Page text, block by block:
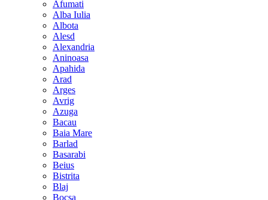
Afumati
Alba Iulia
Albota
Alesd
Alexandria
Aninoasa
Apahida
Arad
Arges
Avrig
Azuga
Bacau
Baia Mare
Barlad
Basarabi
Beius
Bistrita
Blaj
Bocsa